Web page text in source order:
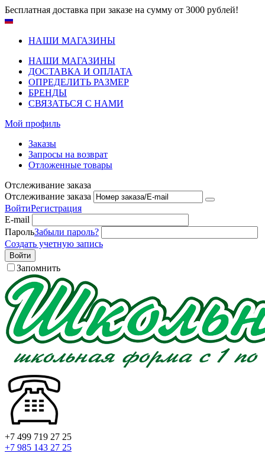
Бесплатная доставка при заказе на сумму от 3000 рублей!
НАШИ МАГАЗИНЫ
НАШИ МАГАЗИНЫ
ДОСТАВКА И ОПЛАТА
ОПРЕДЕЛИТЬ РАЗМЕР
БРЕНДЫ
СВЯЗАТЬСЯ С НАМИ
Мой профиль
Заказы
Запросы на возврат
Отложенные товары
Отслеживание заказа
Отслеживание заказа
ВойтиРегистрация
E-mail
ПарольЗабыли пароль?
Создать учетную запись
Войти
Запомнить
+7 499 719 27 25
+7 985 143 27 25